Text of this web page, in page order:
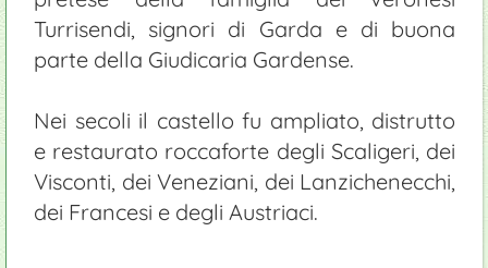
Turrisendi, signori di Garda e di buona
parte della Giudicaria Gardense.
Nei secoli il castello fu ampliato, distrutto
e restaurato roccaforte degli Scaligeri, dei
Visconti, dei Veneziani, dei Lanzichenecchi,
dei Francesi e degli Austriaci.